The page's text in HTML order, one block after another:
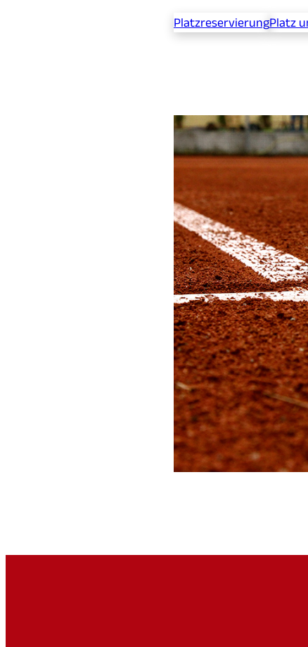
PlatzreservierungPlatz